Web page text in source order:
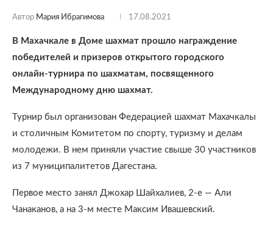
Автор Мария Ибрагимова 17.08.2021
В Махачкале в Доме шахмат прошло награждение
победителей и призеров открытого городского
онлайн-турнира по шахматам, посвященного
Международному дню шахмат.
Турнир был организован Федерацией шахмат Махачкалы
и столичным Комитетом по спорту, туризму и делам
молодежи. В нем приняли участие свыше 30 участников
из 7 муниципалитетов Дагестана.
Первое место занял Джохар Шайхалиев, 2-е — Али
Чанаканов, а на 3-м месте Максим Ивашевский.